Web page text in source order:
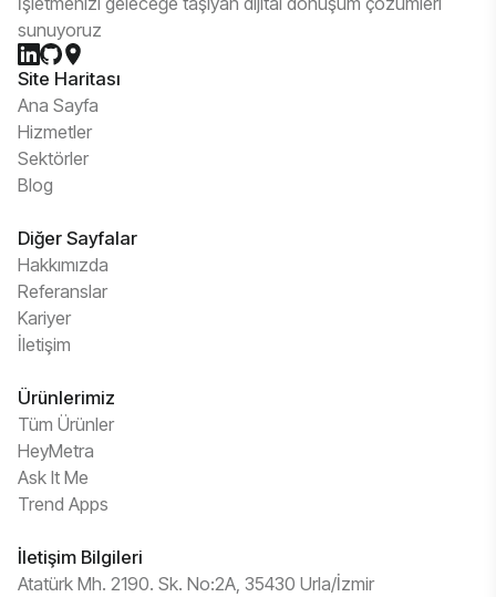
sunuyoruz
Site Haritası
Ana Sayfa
Hizmetler
Sektörler
Blog
Diğer Sayfalar
Hakkımızda
Referanslar
Kariyer
İletişim
Ürünlerimiz
Tüm Ürünler
HeyMetra
Ask It Me
Trend Apps
İletişim Bilgileri
Atatürk Mh. 2190. Sk. No:2A, 35430 Urla/İzmir